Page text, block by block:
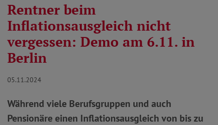
Rentner beim
Inflationsausgleich nicht
vergessen: Demo am 6.11. in
Berlin
05.11.2024
Während viele Berufsgruppen und auch
Pensionäre einen Inflationsausgleich von bis zu